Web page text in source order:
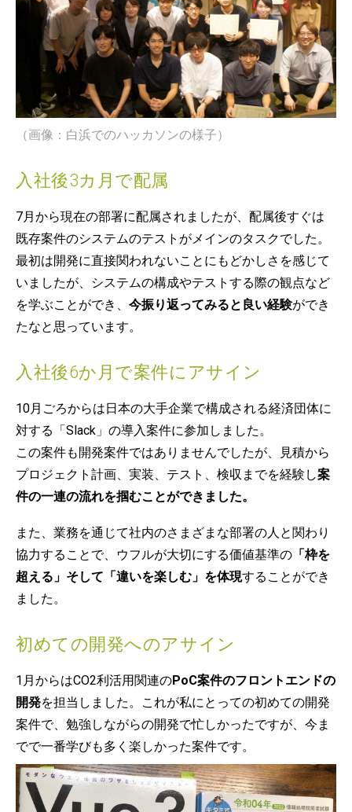
（画像：白浜でのハッカソンの様子）
入社後3カ月で配属
7月から現在の部署に配属されましたが、配属後すぐは
既存案件のシステムのテストがメインのタスクでした。
最初は開発に直接関われないことにもどかしさを感じて
いましたが、システムの構成やテストする際の観点など
を学ぶことができ、 今振り返ってみると良い経験ができ
たなと思っています。
入社後6か月で案件にアサイン
10月ごろからは日本の大手企業で構成される経済団体に
対する「Slack」の導入案件に参加しました。
この案件も開発案件ではありませんでしたが、見積から
プロジェクト計画、実装、テスト、検収までを経験し案
件の一連の流れを掴むことができました。
また、業務を通じて社内のさまざまな部署の人と関わり
協力することで、ウフルが大切にする価値基準の 「枠を
超える」そして「違いを楽しむ」を体現することができ
ました。
初めての開発へのアサイン
1月からはCO2利活用関連のPoC案件のフロントエンドの
開発を担当しました。これが私にとっての初めての開発
案件で、勉強しながらの開発で忙しかったですが、今ま
でで一番学びも多く楽しかった案件です。